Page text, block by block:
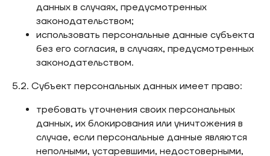
данных в случаях, предусмотренных
законодательством;
использовать персональные данные субъекта
без его согласия, в случаях, предусмотренных
законодательством.
5.2. Субъект персональных данных имеет право:
требовать уточнения своих персональных
данных, их блокирования или уничтожения в
случае, если персональные данные являются
неполными, устаревшими, недостоверными,